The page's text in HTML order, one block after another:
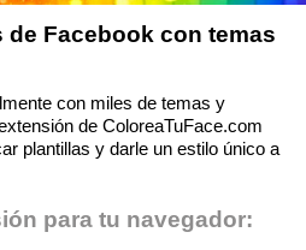
Facebook con temas
con miles de temas y
de ColoreaTuFace.com
plantillas y darle un estilo único a
para tu navegador: